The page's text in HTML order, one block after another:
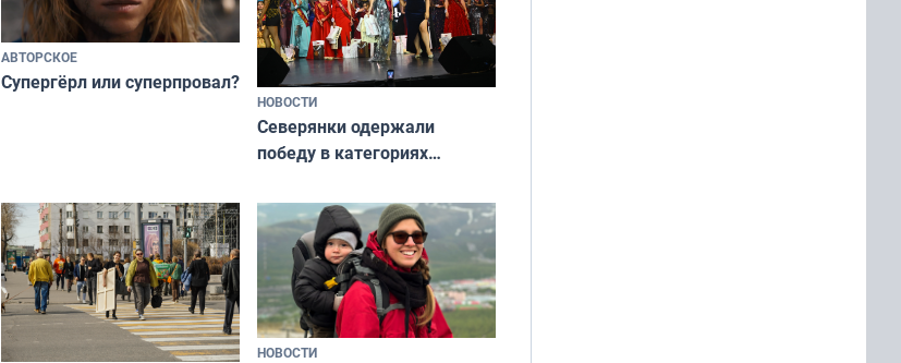
АВТОРСКОЕ
Супергёрл или суперпровал?
НОВОСТИ
Северянки одержали
победу в категориях
«Мисс и Миссис Великая
Русь»
НОВОСТИ